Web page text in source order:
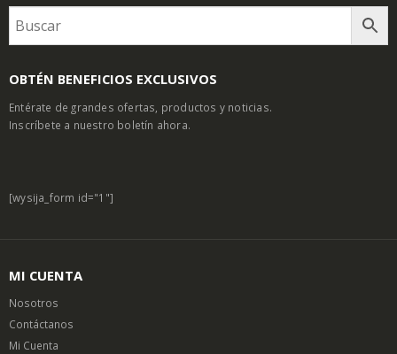
OBTÉN BENEFICIOS EXCLUSIVOS
Entérate de grandes ofertas, productos y noticias.
Inscríbete a nuestro boletín ahora.
[wysija_form id="1"]
MI CUENTA
Nosotros
Contáctanos
Mi Cuenta